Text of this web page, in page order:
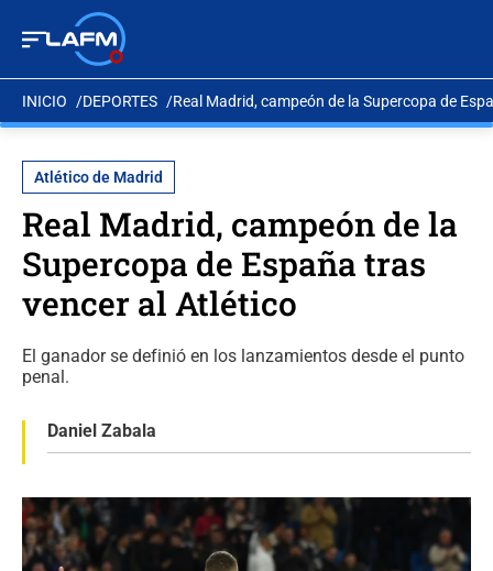
INICIO DEPORTES Real Madrid, campeón de la Supercopa de
Atlético de Madrid
Real Madrid, campeón de la
Supercopa de España tras
vencer al Atlético
El ganador se definió en los lanzamientos desde el punto
penal.
Daniel Zabala